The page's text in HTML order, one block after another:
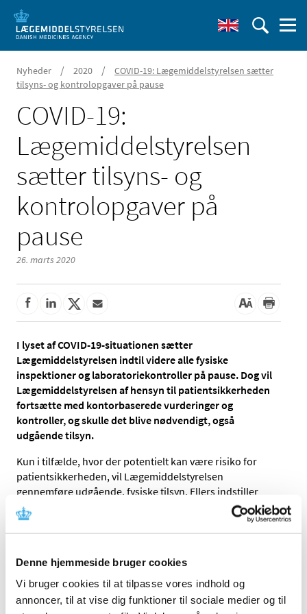
Denne hjemmeside bruger cookies
Vi bruger cookies til at tilpasse vores indhold og
annoncer, til at vise dig funktioner til sociale medier og til
Nyheder / 2020 /
COVID-19: Lægemiddelstyrelsen sætter
tilsyns- og kontrolopgaver på pause
COVID-19:
Lægemiddelstyrelsen
sætter tilsyns- og
kontrolopgaver på
pause
26. marts 2020
I lyset af COVID-19-situationen sætter
Lægemiddelstyrelsen indtil videre alle fysiske
inspektioner og laboratoriekontroller på pause. Dog vil
Lægemiddelstyrelsen af hensyn til patientsikkerheden
fortsætte med kontorbaserede vurderinger og
kontroller, og skulle det blive nødvendigt, også
udgående tilsyn.
Kun i tilfælde, hvor der potentielt kan være risiko for
patientsikkerheden, vil Lægemiddelstyrelsen
gennemføre udgående, fysiske tilsyn. Ellers indstiller
Lægemiddelstyrelsen indtil videre alle fysiske
inspektioner og laboratoriekontroller.
Inspektionsarbejdet fortsætter dog i et vist omfang med
COVID-19 fordrer pragmatiske og fleksible
løsninger